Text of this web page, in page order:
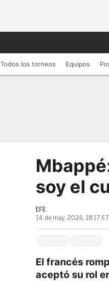
Todos los torneos Equipos
soy el
EFE
14 de may, 2026, 18:17 ET
El francés
aceptó su rol